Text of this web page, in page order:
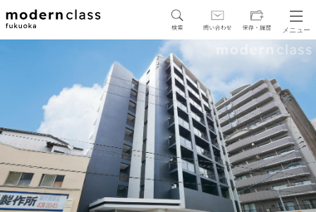
メニュー
SEARCH
地図から探す 駅・路線から探す
区から探す